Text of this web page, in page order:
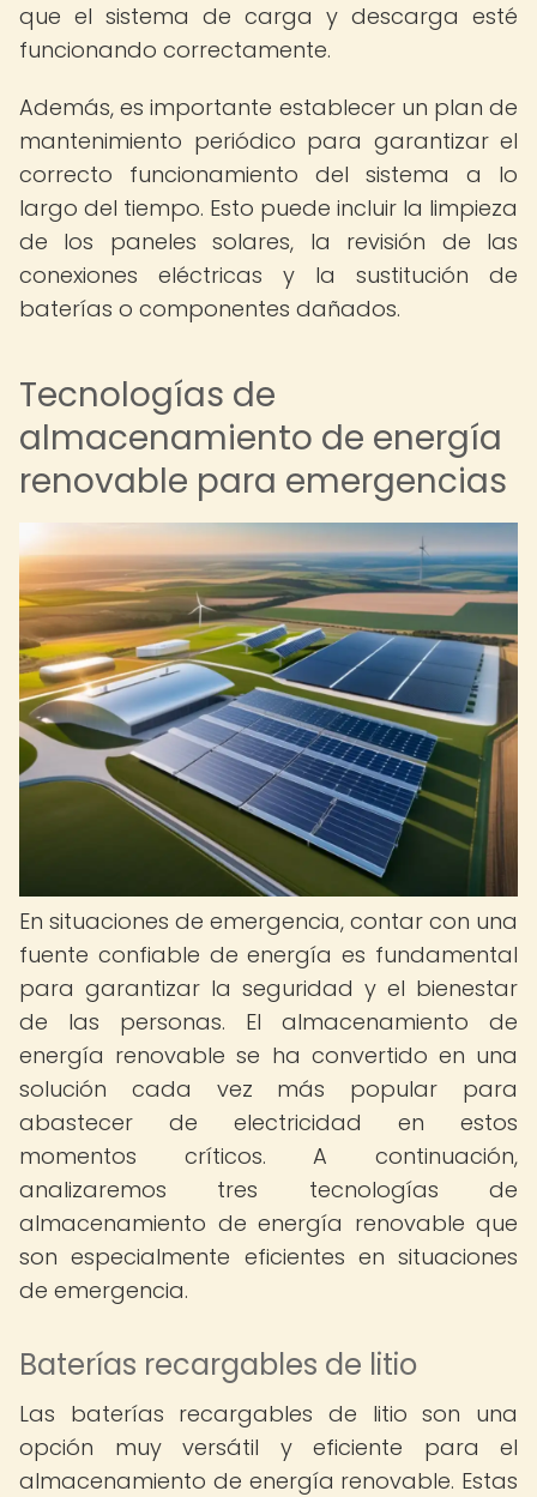
que el sistema de carga y descarga esté
funcionando correctamente.
Además, es importante establecer un plan de
mantenimiento periódico para garantizar el
correcto funcionamiento del sistema a lo
largo del tiempo. Esto puede incluir la limpieza
de los paneles solares, la revisión de las
conexiones eléctricas y la sustitución de
baterías o componentes dañados.
Tecnologías de
almacenamiento de energía
renovable para emergencias
En situaciones de emergencia, contar con una
fuente confiable de energía es fundamental
para garantizar la seguridad y el bienestar
de las personas. El almacenamiento de
energía renovable se ha convertido en una
solución cada vez más popular para
abastecer de electricidad en estos
momentos críticos. A continuación,
analizaremos tres tecnologías de
almacenamiento de energía renovable que
son especialmente eficientes en situaciones
de emergencia.
Baterías recargables de litio
Las baterías recargables de litio son una
opción muy versátil y eficiente para el
almacenamiento de energía renovable. Estas